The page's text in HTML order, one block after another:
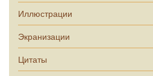
Иллюстрации
Экранизации
Цитаты